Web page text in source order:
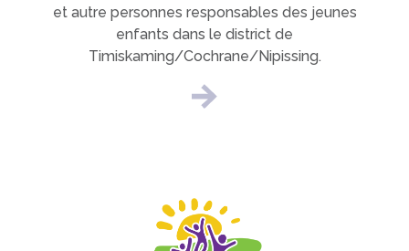
et autre personnes responsables des jeunes
enfants dans le district de
Timiskaming/Cochrane/Nipissing.